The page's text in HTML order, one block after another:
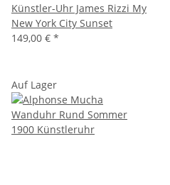
Künstler-Uhr James Rizzi My
New York City Sunset
149,00 € *
Auf Lager